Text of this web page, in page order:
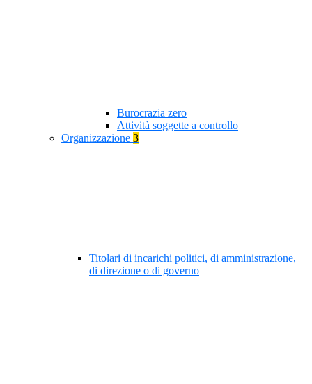
Burocrazia zero
Attività soggette a controllo
Organizzazione 3
Titolari di incarichi politici, di amministrazione,
di direzione o di governo